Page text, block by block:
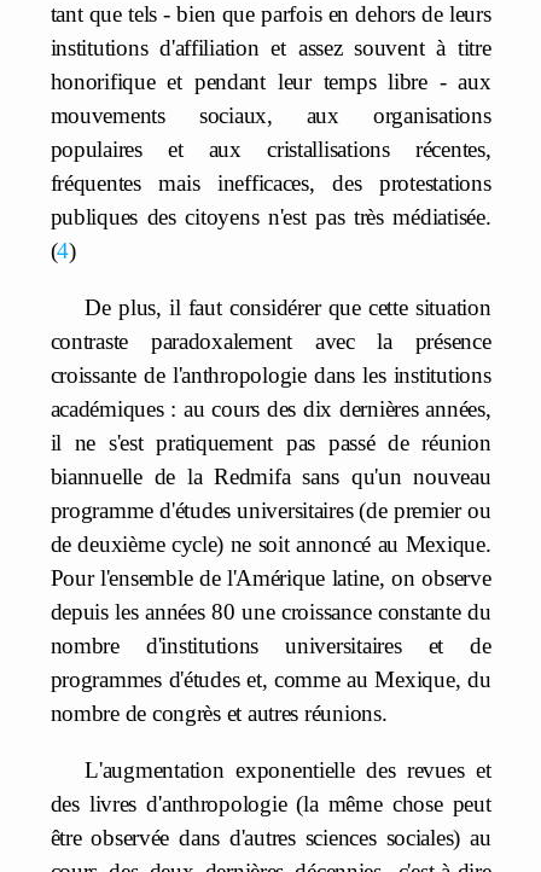
tant que tels - bien que parfois en dehors de leurs
institutions d'affiliation et assez souvent à titre
honorifique et pendant leur temps libre - aux
mouvements sociaux, aux organisations
populaires et aux cristallisations récentes,
fréquentes mais inefficaces, des protestations
publiques des citoyens n'est pas très médiatisée.
4
De plus, il faut considérer que cette situation
contraste paradoxalement avec la présence
croissante de l'anthropologie dans les institutions
académiques : au cours des dix dernières années,
il ne s'est pratiquement pas passé de réunion
biannuelle de la Redmifa sans qu'un nouveau
programme d'études universitaires (de premier ou
de deuxième cycle) ne soit annoncé au Mexique.
Pour l'ensemble de l'Amérique latine, on observe
depuis les années 80 une croissance constante du
nombre d'institutions universitaires et de
programmes d'études et, comme au Mexique, du
nombre de congrès et autres réunions.
L'augmentation exponentielle des revues et
des livres d'anthropologie (la même chose peut
être observée dans d'autres sciences sociales) au